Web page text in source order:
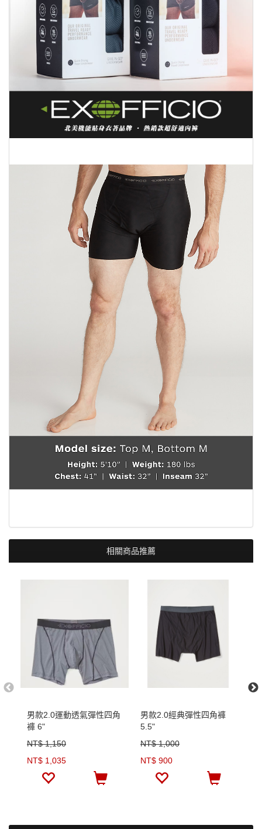
相關商品推薦
男款2.0運動透氣彈性四角
褲 6"
NT$ 1,150
NT$ 1,035
男款2.0經典彈性四角褲
5.5"
NT$ 1,000
NT$ 900